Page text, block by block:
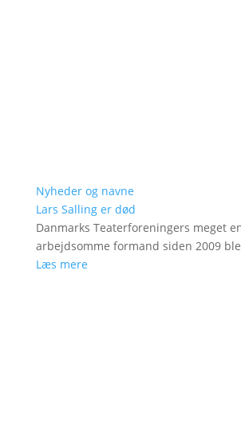
Nyheder og navne
Lars Salling er død
Danmarks Teaterforeningers meget
arbejdsomme formand siden 2009
Læs mere